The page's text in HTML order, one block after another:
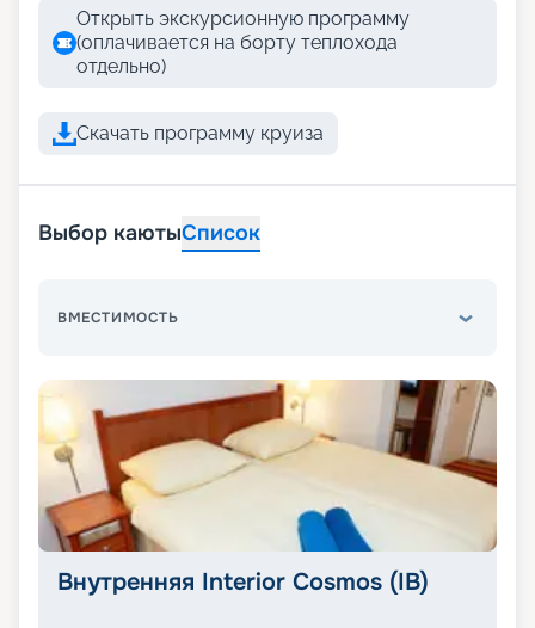
Открыть экскурсионную программу
(оплачивается на борту теплохода
отдельно)
Скачать программу круиза
Выбор каютыСписок
ВМЕСТИМОСТЬ
Внутренняя Interior Cosmos (IB)